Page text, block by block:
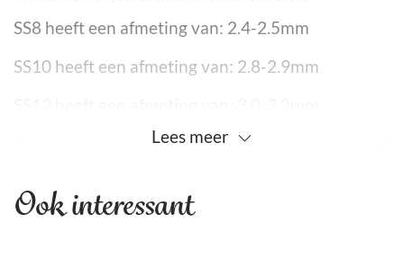
SS8 heeft een afmeting van: 2.4-2.5mm
SS10 heeft een afmeting van: 2.8-2.9mm
SS16 ss16 heeft een afmeting van: 3.8-4.0mm
Lees meer
Ook interessant